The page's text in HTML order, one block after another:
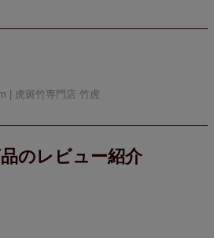
| 虎斑竹専門店 竹虎